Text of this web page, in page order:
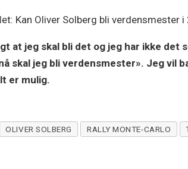
Kan Oliver Solberg bli verdensmester i
at jeg skal bli det og jeg har ikke det
skal jeg bli verdensmester». Jeg vil
er mulig.
OLIVER SOLBERG RALLY MONTE-CARLO